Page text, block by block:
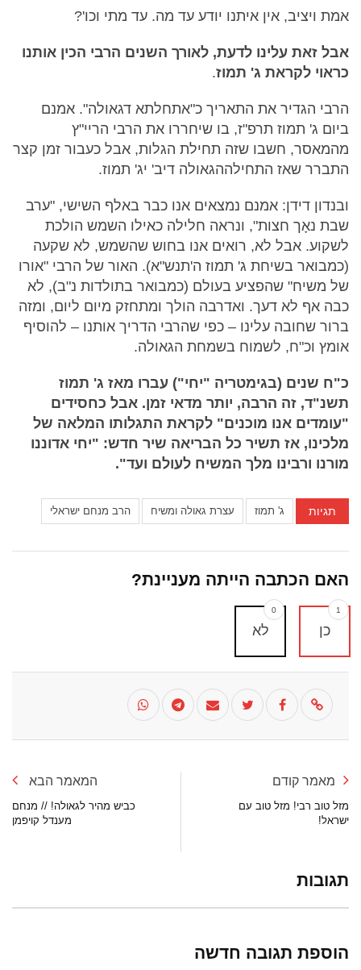
אמת ויציב, אין איתנו יודע עד מה. עד מתי וכו'?
אבל זאת עלינו לדעת, לאורך השנים הרבי הכין אותנו
כראוי לקראת ג' תמוז.
הרבי הגדיר את התאריך כ"אתחלתא דגאולה". אמנם
ביום ג' תמוז תרפ"ז, בו שיחררו את הרבי הריי"ץ
מהמאסר, חשבו שזה תחילת הגלות, אבל כעבור זמן קצר
התברר שאז התחילההגאולה דיב' יג' תמוז.
ובנדון דידן: אמנם נמצאים אנו כבר באלף השישי, "ערב
שבת נאָך חצות", ונראה חלילה כאילו השמש הולכת
לשקוע. אבל לא, רואים אנו בחוש שהשמש, לא שקעה
(כמבואר בשיחת ג' תמוז ה'תנש"א). האור של הרבי "אורו
של משיח" שהפציע בעולם (כמבואר בתולדות נ"ב), לא
כבה אף לא דעך. ואדרבה הולך ומתחזק מיום ליום, ומזה
ברור שחובה עלינו – כפי שהרבי הדריך אותנו – להוסיף
אומץ וכ"ח, לשמוח בשמחת הגאולה.
כ"ח שנים (בגימטריה "יחי") עברו מאז ג' תמוז
תשנ"ד, זה הרבה, יותר מדאי זמן. אבל כחסידים
"עומדים אנו מוכנים" לקראת התגלותו המלאה של
מלכינו, אז תשיר כל הבריאה שיר חדש: "יחי אדוננו
מורנו ורבינו מלך המשיח לעולם ועד".
תגיות ג' תמוז עצרת גאולה ומשיח הרב מנחם ישראלי
האם הכתבה הייתה מעניינת?
כן
1
לא
0
מאמר קודם
מזל טוב רבי! מזל טוב עם
ישראל!
המאמר הבא
כביש מהיר לגאולה! // מנחם
מענדל קויפמן
תגובות
הוספת תגובה חדשה